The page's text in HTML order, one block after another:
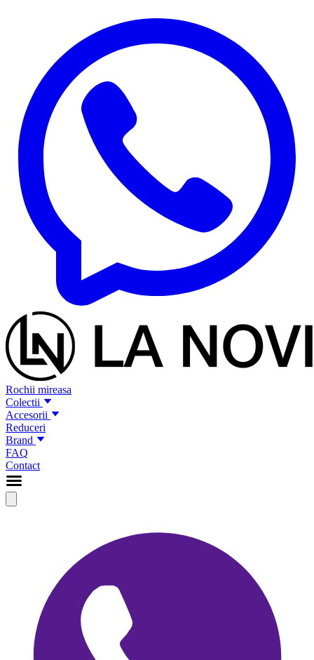
Rochii mireasa
Colectii
Accesorii
Reduceri
Brand
FAQ
Contact